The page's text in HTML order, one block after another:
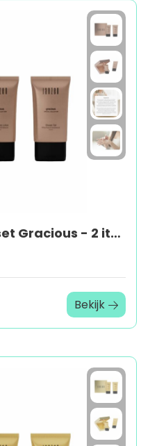
JANZEN Direct Mail Giftset Gracious - 2 items
Bekijk